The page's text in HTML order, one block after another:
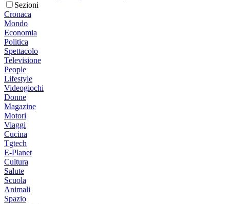
Sezioni
Cronaca
Mondo
Economia
Politica
Spettacolo
Televisione
People
Lifestyle
Videogiochi
Donne
Magazine
Motori
Viaggi
Cucina
Tgtech
E-Planet
Cultura
Salute
Scuola
Animali
Spazio